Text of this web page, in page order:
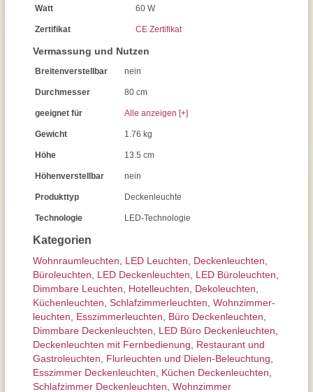
Kategorien
Wohnraum­leuchten LED Leuchten Decken­leuchten
Büroleuchten
LED Deckenleuchten LED Büroleuchten
Dimmbare Leuchten
Hotelleuchten Dekoleuchten
Küchenleuchten Schlafzimmer­leuchten Wohnzimmer­
leuchten
Esszimmer­­leuchten Büro Deckenleuchten
Dimmbare Deckenleuchten
LED Büro Deckenleuchten
Deckenleuchten mit Fernbedienung
Restaurant und
Gastroleuchten
Flurleuchten und Dielen-Beleuchtung
Esszimmer Deckenleuchten
Küchen Deckenleuchten
Schlafzimmer Deckenleuchten Wohnzimmer
Watt 60 W
Zertifikat CE Zertifikat
Vermassung und Nutzen
Breitenverstellbar nein
Durchmesser 80 cm
geeignet für Alle anzeigen [+]
Gewicht 1.76 kg
Höhe 13.5 cm
Höhenverstellbar nein
Produkttyp Deckenleuchte
Technologie LED-Technologie